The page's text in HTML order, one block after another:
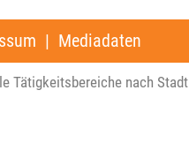
| Mediadaten
Tätigkeitsbereiche nach Stadt